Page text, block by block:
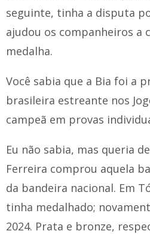
seguinte, tinha a disputa
ajudou os companheiros a
medalha.
Você sabia que a Bia foi a
brasileira estreante nos
campeã em provas
Eu não sabia, mas queria
Ferreira comprou aquela
da bandeira nacional. Em
tinha medalhado;
2024. Prata e bronze,